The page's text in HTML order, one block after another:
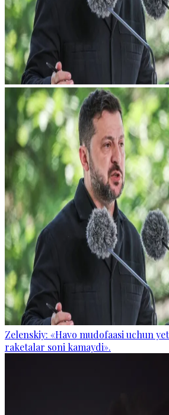
Zelenskiy: «Havo mudofaasi uchun
raketalar soni kamaydi».